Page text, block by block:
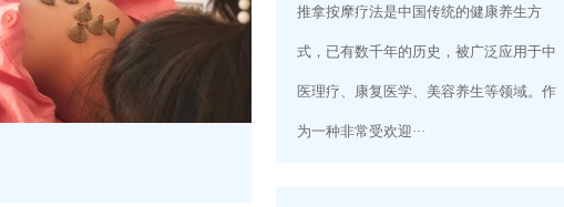
推拿按摩疗法是中国传统的健康养生方
式，已有数千年的历史，被广泛应用于中
医理疗、康复医学、美容养生等领域。作
为一种非常受欢迎···